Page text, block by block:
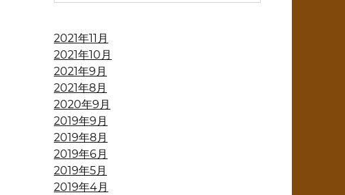
2021年11月
2021年10月
2021年9月
2021年8月
2020年9月
2019年9月
2019年8月
2019年6月
2019年5月
2019年4月